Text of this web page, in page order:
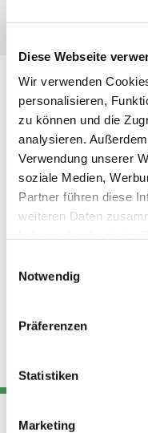
Diese Webseite
Wir verwenden
personalisieren,
zu können und die
analysieren.
Verwendung unserer
soziale Medien,
Partner führen diese
weiteren Daten
Notwendig
Präferenzen
Statistiken
Marketing